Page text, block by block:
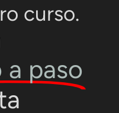
curso.
a paso